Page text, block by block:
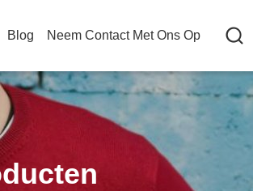
Blog Neem Contact Met Ons Op